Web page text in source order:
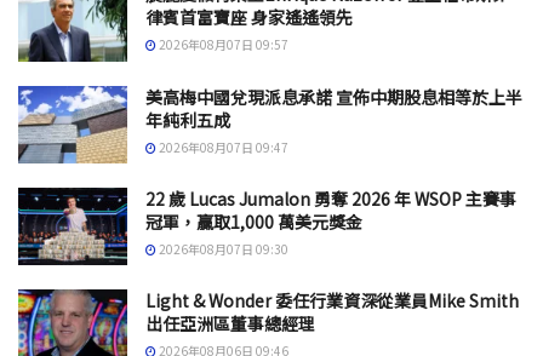
律賓首富寶座 身家遙遙領先
2026年08月07日 09:57
美高梅中國兌現派息承諾 宣佈中期股息相等於上半
年純利五成
2026年08月07日 09:47
22 歲 Lucas Jumalon 勇奪 2026 年 WSOP 主賽事
冠軍，贏取1,000 萬美元獎金
2026年08月07日 09:30
Light & Wonder 委任行業資深從業員Mike Smith
出任亞洲區董事總經理
2026年08月06日 09:46